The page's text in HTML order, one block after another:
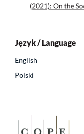
(2021): On the
Język / Language
English
Polski